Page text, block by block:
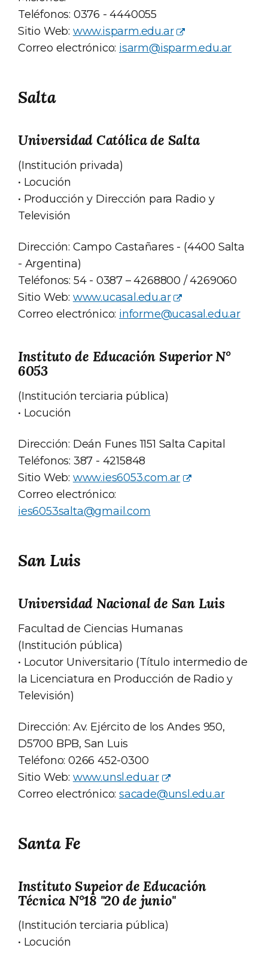
Teléfonos: 0376 - 4440055
Sitio Web: www.isparm.edu.ar
Correo electrónico: isarm@isparm.edu.ar
Salta
Universidad Católica de Salta
(Institución privada)
• Locución
• Producción y Dirección para Radio y
Televisión
Dirección: Campo Castañares - (4400 Salta
- Argentina)
Teléfonos: 54 - 0387 – 4268800 / 4269060
Sitio Web: www.ucasal.edu.ar
Correo electrónico: informe@ucasal.edu.ar
Instituto de Educación Superior N°
6053
(Institución terciaria pública)
• Locución
Dirección: Deán Funes 1151 Salta Capital
Teléfonos: 387 - 4215848
Sitio Web: www.ies6053.com.ar
Correo electrónico:
ies6053salta@gmail.com
San Luis
Universidad Nacional de San Luis
Facultad de Ciencias Humanas
(Institución pública)
• Locutor Universitario (Título intermedio de
la Licenciatura en Producción de Radio y
Televisión)
Dirección: Av. Ejército de los Andes 950,
D5700 BPB, San Luis
Teléfono: 0266 452-0300
Sitio Web: www.unsl.edu.ar
Correo electrónico:sacade@unsl.edu.ar
Santa Fe
Instituto Supeior de Educación
Técnica N°18 "20 de junio"
(Institución terciaria pública)
• Locución